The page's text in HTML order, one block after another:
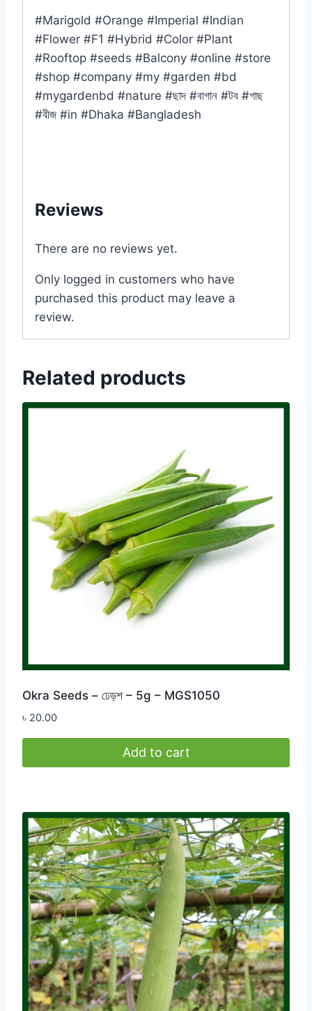
#Marigold #Orange #Imperial #Indian
#Flower #F1 #Hybrid #Color #Plant
#Rooftop #seeds #Balcony #online #store
#shop #company #my #garden #bd
#mygardenbd #nature #ছাদ #বাগান #টব #গাছ
#বীজ #in #Dhaka #Bangladesh
Reviews
There are no reviews yet.
Only logged in customers who have
purchased this product may leave a
review.
Related products
Okra Seeds – ঢেড়শ – 5g – MGS1050
৳ 20.00
Add to cart